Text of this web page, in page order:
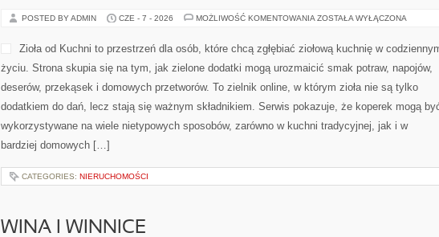
POSTED BY ADMIN CZE - 7 - 2026 MOŻLIWOŚĆ KOMENTOWANIA PRZEPISY
ZOSTAŁA WYŁĄCZONA
Zioła od Kuchni to przestrzeń dla osób, które chcą
zgłębiać ziołową kuchnię w codziennym życiu. Strona
skupia się na tym, jak zielone dodatki mogą urozmaicić
smak potraw, napojów, deserów, przekąsek i domowych
przetworów. To zielnik online, w którym zioła nie są tylko
Serwis pokazuje, że koperek mogą być wykorzystywane na wiele nietypowych sposobów,
zarówno w kuchni tradycyjnej, jak i w bardziej domowych […]